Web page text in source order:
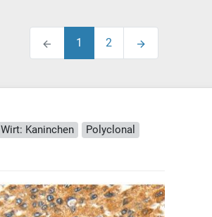
1 2
Wirt: Kaninchen
Polyclonal